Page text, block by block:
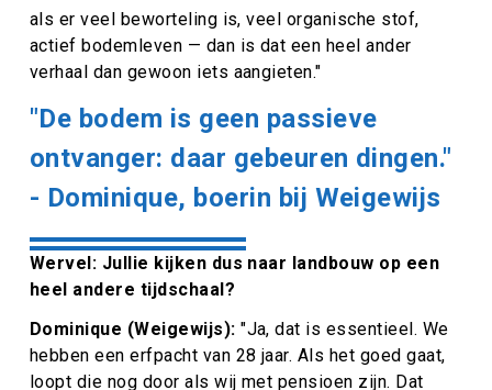
als er veel beworteling is, veel organische stof,
actief bodemleven — dan is dat een heel ander
verhaal dan gewoon iets aangieten."
"De bodem is geen passieve
ontvanger: daar gebeuren dingen."
- Dominique, boerin bij Weigewijs
Wervel: Jullie kijken dus naar landbouw op een
heel andere tijdschaal?
Dominique (Weigewijs):"Ja, dat is essentieel. We
hebben een erfpacht van 28 jaar. Als het goed gaat,
loopt die nog door als wij met pensioen zijn. Dat